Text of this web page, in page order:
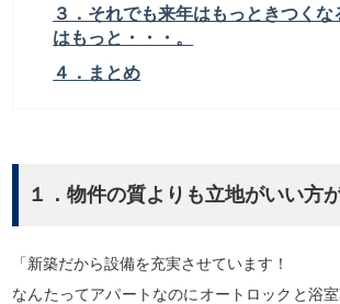
３．それでも来年はもっときつくな
はもっと・・・。
４．まとめ
１．物件の質よりも立地がいい方
「新築だから設備を充実させています！
なんたってアパートなのにオートロックと浴